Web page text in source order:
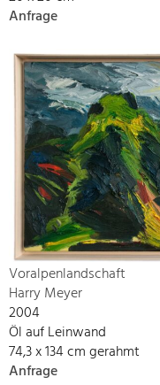
Anfrage
Voralpenlandschaft
Harry Meyer
2004
Öl auf Leinwand
74,3 x 134 cm gerahmt
Anfrage